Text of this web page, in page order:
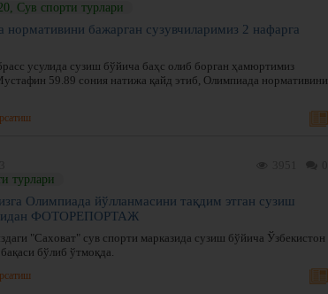
Сув спорти турлари
нормативини бажарган сузувчиларимиз 2 нафарга
усулида сузиш бўйича баҳс олиб борган ҳамюртимиз
59.89 сония натижа қайд этиб, Олимпиада нормативини
турлари
Олимпиада йўлланмасини тақдим этган сузиш
ФОТОРЕПОРТАЖ
"Саховат" сув спорти марказида сузиш бўйича Ўзбекистон
бўлиб ўтмоқда.